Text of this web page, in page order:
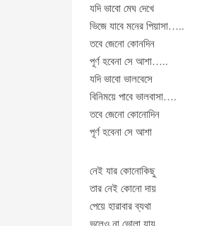
যদি ভাবো মেঘ দেখে
ভিজে যাবে মনের পিয়াসা…..
তবে জেনো কোনদিন
পূর্ণ হবেনা সে আশা…..
যদি ভাবো ভালবেসে
বিনিময়ে পাবে ভালবাসা….
তবে জেনো কোনোদিন
পূর্ণ হবেনা সে আশা
নেই যার কোনোকিছু
তার নেই কোনো দায়
পেয়ে হারাবার ব্যথা
ভুলেও না ভোলা যায়